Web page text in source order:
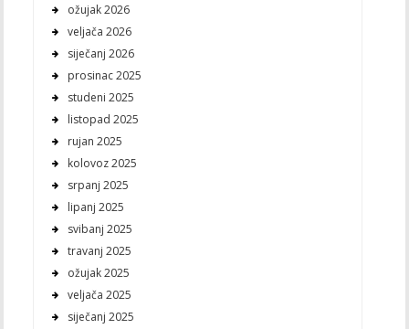
ožujak 2026
veljača 2026
siječanj 2026
prosinac 2025
studeni 2025
listopad 2025
rujan 2025
kolovoz 2025
srpanj 2025
lipanj 2025
svibanj 2025
travanj 2025
ožujak 2025
veljača 2025
siječanj 2025